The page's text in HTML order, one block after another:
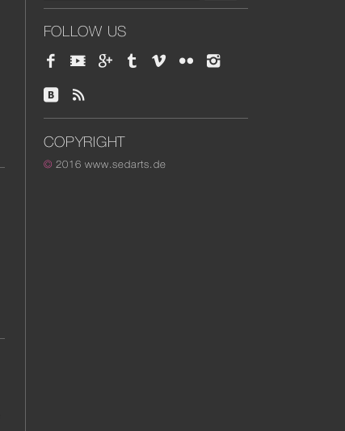
FOLLOW US
COPYRIGHT
© 2016www.sedarts.de